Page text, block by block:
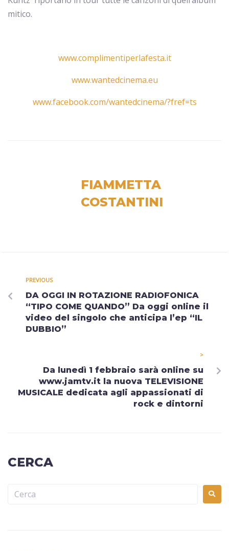
mitico.
www.complimentiperlafesta.it
www.wantedcinema.eu
www.facebook.com/wantedcinema/?fref=ts
FIAMMETTA
COSTANTINI
PREVIOUS
DA OGGI IN ROTAZIONE RADIOFONICA
“TIPO COME QUANDO” Da oggi online il
video del singolo che anticipa l’ep “IL
DUBBIO”
>
Da lunedì 1 febbraio sarà online su
www.jamtv.it la nuova TELEVISIONE
MUSICALE dedicata agli appassionati di
rock e dintorni
CERCA